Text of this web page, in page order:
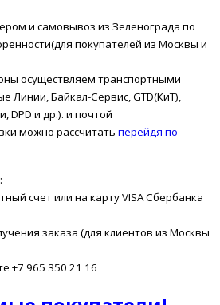
и самовывоз из Зеленограда по
покупателей из Москвы и
осуществляем транспортными
Линии, Байкал-Сервис, GTD(КиТ),
DPD и др.). и почтой
можно рассчитать перейдя по
счет или на карту VISA Сбербанка
заказа (для клиентов из Москвы
+7 965 350 21 16